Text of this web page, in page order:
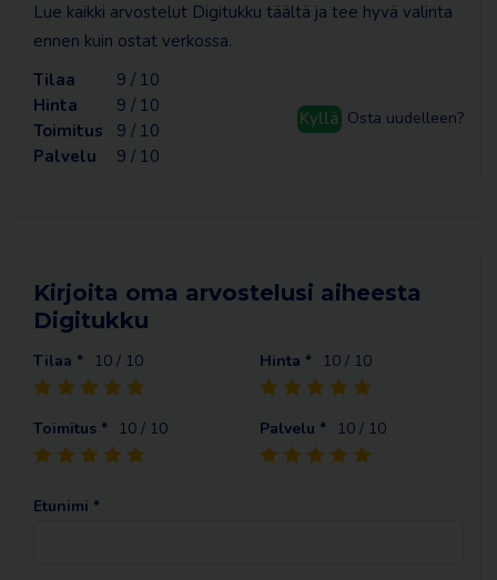
Lue kaikki arvostelut Digitukku täältä ja tee hyvä valinta
ennen kuin ostat verkossa.
Tilaa
9 / 10
Hinta
9 / 10
Toimitus
9 / 10
Palvelu
9 / 10
Kyllä Osta uudelleen?
Kirjoita oma arvostelusi aiheesta
Digitukku
Tilaa * 10 / 10 Hinta * 10 / 10
Toimitus * 10 / 10 Palvelu * 10 / 10
Etunimi *